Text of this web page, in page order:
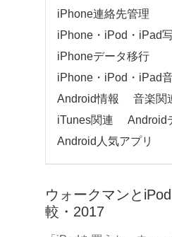
iPhone連絡先管理
iPhone・iPod・iPad
iPhoneデータ移行
iPhone・iPod・iPad
Android情報
音楽関
iTunes関連
Android
Android人気アプリ
ウォークマンと
較・2017